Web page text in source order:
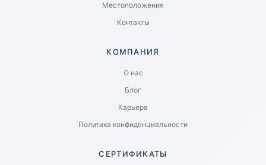
Местоположения
Контакты
КОМПАНИЯ
О нас
Блог
Карьера
Политика конфиденциальности
СЕРТИФИКАТЫ